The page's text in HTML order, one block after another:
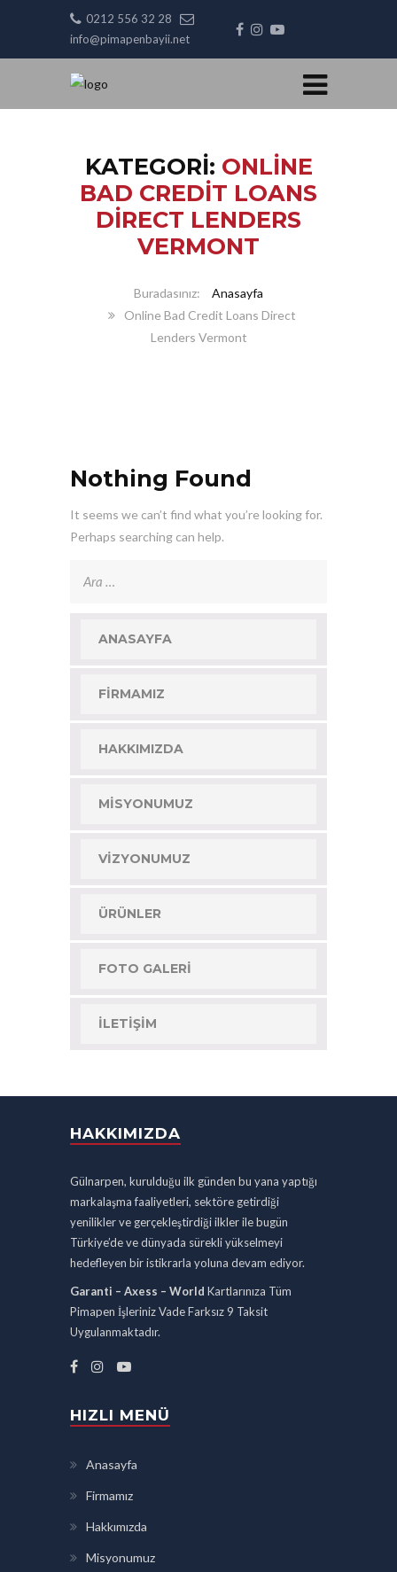
0212 556 32 28
info@pimapenbayii.net
KATEGORI: ONLINE
BAD CREDIT LOANS
DIRECT LENDERS
VERMONT
Anasayfa
Online Bad Credit Loans Direct
Lenders Vermont
Nothing Found
It seems we can’t find what you’re looking for.
Perhaps searching can help.
ANASAYFA
FIRMAMIZ
HAKKIMIZDA
MISYONUMUZ
VIZYONUMUZ
ÜRÜNLER
FOTO GALERI
İLETIŞIM
HAKKIMIZDA
Gülnarpen, kurulduğu ilk günden bu yana yaptığı
markalaşma faaliyetleri, sektöre getirdiği
yenilikler ve gerçekleştirdiği ilkler ile bugün
Türkiye’de ve dünyada sürekli yükselmeyi
hedefleyen bir istikrarla yoluna devam ediyor.
Garanti – Axess – World Kartlarınıza Tüm
Pimapen İşleriniz Vade Farksız 9 Taksit
Uygulanmaktadır.
HIZLI MENÜ
Anasayfa
Firmamız
Hakkımızda
Misyonumuz